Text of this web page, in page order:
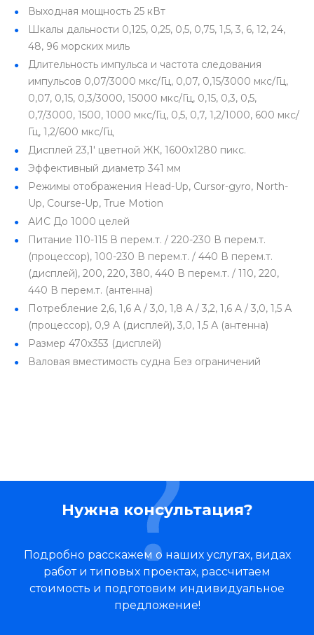
Выходная мощность 25 кВт
Шкалы дальности 0,125, 0,25, 0,5, 0,75, 1,5, 3, 6, 12, 24,
48, 96 морских миль
Длительность импульса и частота следования
импульсов 0,07/3000 мкс/Гц, 0,07, 0,15/3000 мкс/Гц,
0,07, 0,15, 0,3/3000, 15000 мкс/Гц, 0,15, 0,3, 0,5,
0,7/3000, 1500, 1000 мкс/Гц, 0,5, 0,7, 1,2/1000, 600 мкс/
Гц, 1,2/600 мкс/Гц
Дисплей 23,1' цветной ЖК, 1600х1280 пикс.
Эффективный диаметр 341 мм
Режимы отображения Head-Up, Cursor-gyro, North-
Up, Course-Up, True Motion
АИС До 1000 целей
Питание 110-115 В перем.т. / 220-230 В перем.т.
(процессор), 100-230 В перем.т. / 440 В перем.т.
(дисплей), 200, 220, 380, 440 В перем.т. / 110, 220,
440 В перем.т. (антенна)
Потребление 2,6, 1,6 А / 3,0, 1,8 А / 3,2, 1,6 А / 3,0, 1,5 А
(процессор), 0,9 А (дисплей), 3,0, 1,5 А (антенна)
Размер 470х353 (дисплей)
Валовая вместимость судна Без ограничений
Нужна консультация?
Подробно расскажем о наших услугах, видах
работ и типовых проектах, рассчитаем
стоимость и подготовим индивидуальное
предложение!